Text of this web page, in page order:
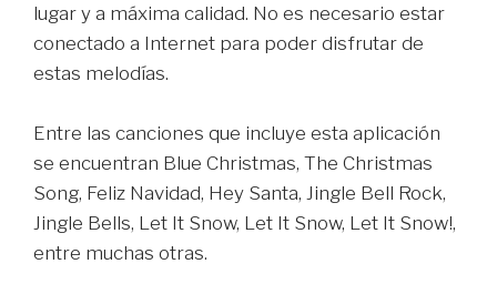
lugar y a máxima calidad. No es necesario estar
conectado a Internet para poder disfrutar de
estas melodías.
Entre las canciones que incluye esta aplicación
se encuentran Blue Christmas, The Christmas
Song, Feliz Navidad, Hey Santa, Jingle Bell Rock,
Jingle Bells, Let It Snow, Let It Snow, Let It Snow!,
entre muchas otras.